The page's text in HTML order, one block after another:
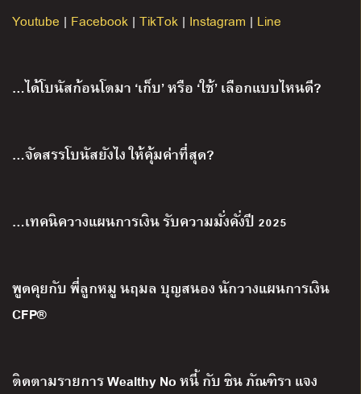
Youtube | Facebook | TikTok | Instagram | Line
…ได้โบนัสก้อนโตมา ‘เก็บ’ หรือ ‘ใช้’ เลือกแบบไหนดี?
…จัดสรรโบนัสยังไง ให้คุ้มค่าที่สุด?
…เทคนิควางแผนการเงิน รับความมั่งคั่งปี 2025
พูดคุยกับ พี่ลูกหมู นฤมล บุญสนอง นักวางแผนการเงิน
CFP®
ติดตามรายการWealthy Noหนี้ กับ ซิน ภัณฑิรา แจง